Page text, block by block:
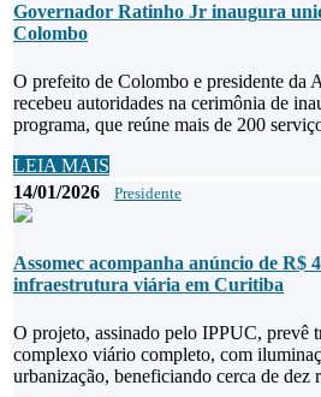
Governador Ratinho Jr inaugura
Colombo
O prefeito de Colombo e presidente da
recebeu autoridades na cerimônia de
programa, que reúne mais de 200
LEIA MAIS
14/01/2026
Presidente
Assomec acompanha anúncio de R$
infraestrutura viária em Curitiba
O projeto, assinado pelo IPPUC, prevê
complexo viário completo, com
urbanização, beneficiando cerca de dez